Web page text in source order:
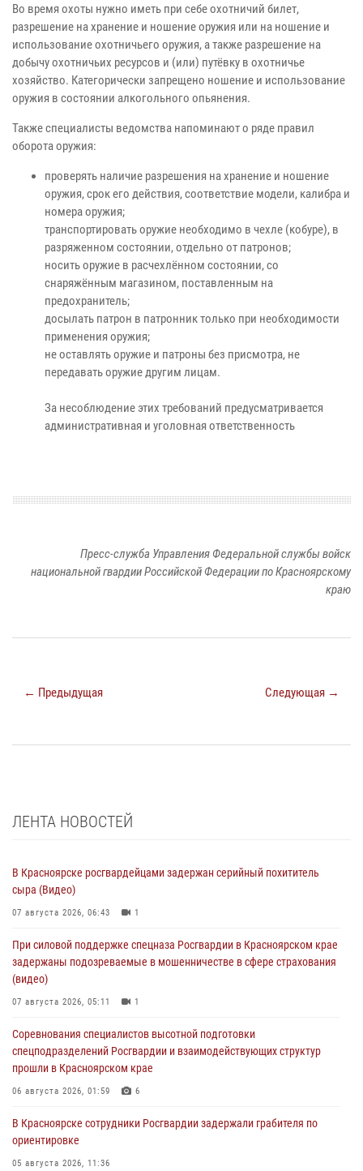
Во время охоты нужно иметь при себе охотничий билет,
разрешение на хранение и ношение оружия или на ношение и
использование охотничьего оружия, а также разрешение на
добычу охотничьих ресурсов и (или) путёвку в охотничье
хозяйство. Категорически запрещено ношение и использование
оружия в состоянии алкогольного опьянения.
Также специалисты ведомства напоминают о ряде правил
оборота оружия:
проверять наличие разрешения на хранение и ношение
оружия, срок его действия, соответствие модели, калибра и
номера оружия;
транспортировать оружие необходимо в чехле (кобуре), в
разряженном состоянии, отдельно от патронов;
носить оружие в расчехлённом состоянии, со
снаряжённым магазином, поставленным на
предохранитель;
досылать патрон в патронник только при необходимости
применения оружия;
не оставлять оружие и патроны без присмотра, не
передавать оружие другим лицам.
За несоблюдение этих требований предусматривается
административная и уголовная ответственность
Пресс-служба Управления Федеральной службы войск
национальной гвардии Российской Федерации по Красноярскому
краю
← Предыдущая Следующая →
ЛЕНТА НОВОСТЕЙ
В Красноярске росгвардейцами задержан серийный похититель
сыра (Видео)
07 августа 2026, 06:43 1
При силовой поддержке спецназа Росгвардии в Красноярском крае
задержаны подозреваемые в мошенничестве в сфере страхования
(видео)
07 августа 2026, 05:11 1
Соревнования специалистов высотной подготовки
спецподразделений Росгвардии и взаимодействующих структур
прошли в Красноярском крае
06 августа 2026, 01:59 6
В Красноярске сотрудники Росгвардии задержали грабителя по
ориентировке
05 августа 2026, 11:36